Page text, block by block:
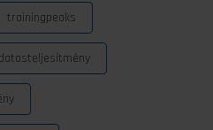
trainingpeaks